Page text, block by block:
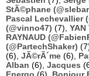
StÃ©phane
Pascal Lechevallier
(@vinno47) (7), YAN
RAYNAUD
(@PartechShaker)
(6), JÃ©rÃ´me (6),
Alban (6), Jacques